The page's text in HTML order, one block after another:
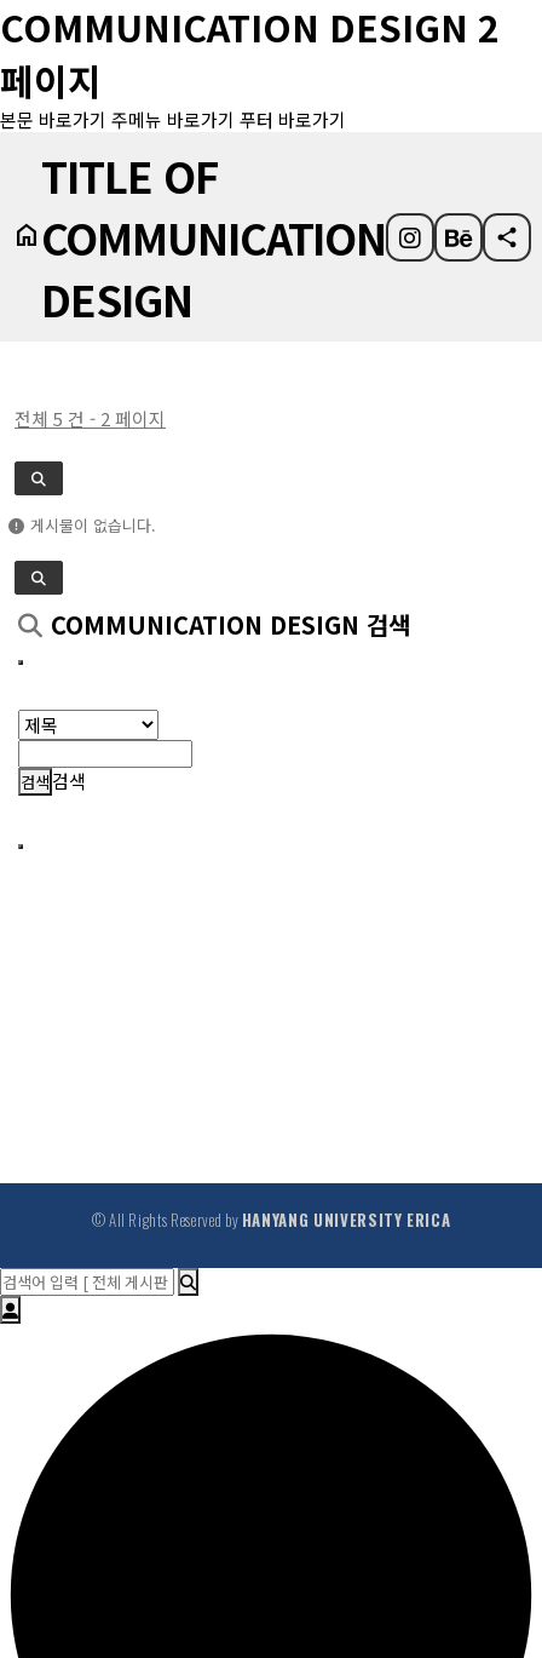
COMMUNICATION DESIGN 2
페이지
본문 바로가기 주메뉴 바로가기 푸터 바로가기
home
TITLE OF
COMMUNICATION
DESIGN
share
전체 5 건 - 2 페이지
게시물이 없습니다.
COMMUNICATION DESIGN 검색
검색
© All Rights Reserved by HANYANG UNIVERSITY ERICA